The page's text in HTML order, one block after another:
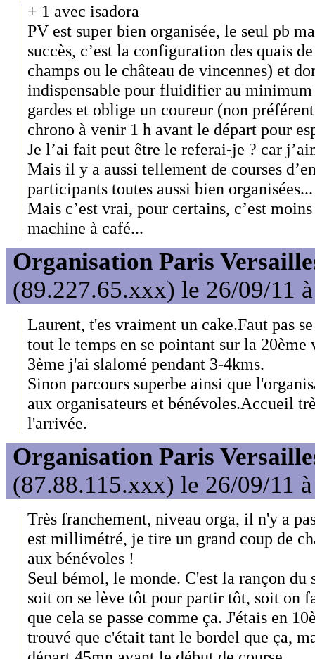
+ 1 avec isadora
PV est super bien organisée, le seul pb
succès, c’est la configuration des quais
champs ou le château de vincennes) et
indispensable pour fluidifier au
gardes et oblige un coureur (non
chrono à venir 1 h avant le départ pour
Je l’ai fait peut être le referai-je ? car
Mais il y a aussi tellement de courses
participants toutes aussi bien organisées...
Mais c’est vrai, pour certains, c’est
machine à café...
Organisation Paris
(89.227.65.xxx) le 26/09/11
Laurent, t'es vraiment un cake.Faut pas
tout le temps en se pointant sur la
3ème j'ai slalomé pendant 3-4kms.
Sinon parcours superbe ainsi que
aux organisateurs et bénévoles.Accueil
l'arrivée.
Organisation Paris
(87.88.115.xxx) le 26/09/11
Très franchement, niveau orga, il n'y a
est millimétré, je tire un grand coup de
aux bénévoles !
Seul bémol, le monde. C'est la rançon du
soit on se lève tôt pour partir tôt, soit on
que cela se passe comme ça. J'étais en
trouvé que c'était tant le bordel que ça,